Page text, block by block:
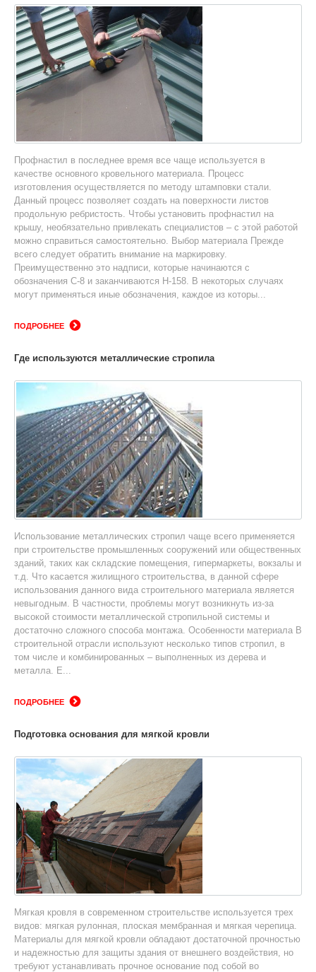
Профнастил в последнее время все чаще используется в
качестве основного кровельного материала. Процесс
изготовления осуществляется по методу штамповки стали.
Данный процесс позволяет создать на поверхности листов
продольную ребристость. Чтобы установить профнастил на
крышу, необязательно привлекать специалистов – с этой работой
можно справиться самостоятельно. Выбор материала Прежде
всего следует обратить внимание на маркировку.
Преимущественно это надписи, которые начинаются с
обозначения С-8 и заканчиваются Н-158. В некоторых случаях
могут применяться иные обозначения, каждое из которы...
ПОДРОБНЕЕ
Где используются металлические стропила
Использование металлических стропил чаще всего применяется
при строительстве промышленных сооружений или общественных
зданий, таких как складские помещения, гипермаркеты, вокзалы и
т.д. Что касается жилищного строительства, в данной сфере
использования данного вида строительного материала является
невыгодным. В частности, проблемы могут возникнуть из-за
высокой стоимости металлической стропильной системы и
достаточно сложного способа монтажа. Особенности материала В
строительной отрасли используют несколько типов стропил, в
том числе и комбинированных – выполненных из дерева и
металла. Е...
ПОДРОБНЕЕ
Подготовка основания для мягкой кровли
Мягкая кровля в современном строительстве используется трех
видов: мягкая рулонная, плоская мембранная и мягкая черепица.
Материалы для мягкой кровли обладают достаточной прочностью
и надежностью для защиты здания от внешнего воздействия, но
требуют устанавливать прочное основание под собой во